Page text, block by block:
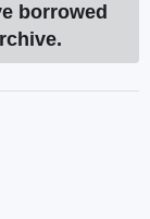
borrowed